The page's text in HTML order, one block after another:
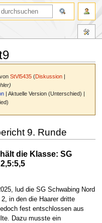
vonStVl5435 (Diskussion |
| Aktuelle Version (Unterschied) |
9. Runde
die Klasse: SG
lud die SG Schwabing Nord
in den die Haarer dritte
fest entschlossen aus
Dazu musste ein